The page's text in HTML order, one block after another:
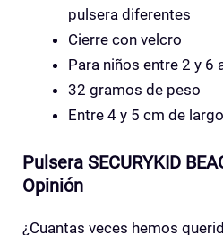
pulsera diferentes
Cierre con velcro
Para niños entre 2 y 6
32 gramos de peso
Entre 4 y 5 cm de largo
Pulsera SECURYKID
Opinión
¿Cuantas veces hemos